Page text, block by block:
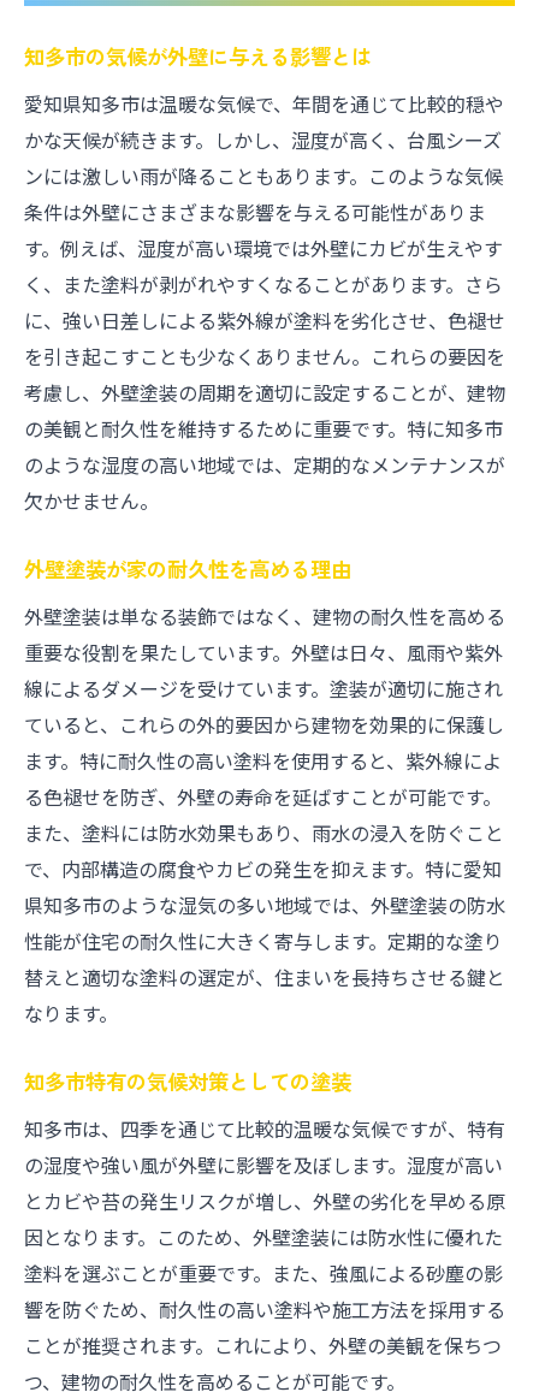
よう
外壁塗装の周期を決める基準
家を守るための塗装の頻度
周期的なメンテナンスの重要性
塗装の周期を延ばすための方法
塗装前に確認すべき劣化の兆候
塗装周期を見直すタイミング
知多市における外壁塗装選びのポイント
知多市に適した塗料の選び方
塗料選びの際に考慮すべき気候条件
耐久性を高めるための塗料選択
外壁材に応じた適切な塗料とは
環境に配慮した塗料の選択
外壁の劣化を防ぐための塗装タイミング
塗装のタイミングを見極める方法
劣化が進行する前の対策
季節に応じた最適な塗装時期
外壁の状態を把握するためのチェック法
計画的な塗装スケジュールの立て方
緊急時の塗装と定期塗装の違い
外壁塗装に適した塗料の選び方知多市編
知多市向けの高耐久塗料の選び方
季節ごとの適切な塗料の特性
外壁材に適した塗料の見つけ方
コストパフォーマンスの高い塗料
塗料の選択基準とその理由
外壁塗装の施工方法が建物の寿命を左右する
施工技術による仕上がりの違い
職人による丁寧な施工の重要性
施工前に行うべき下地処理
外壁の寿命を延ばす施工法
施工後のメンテナンス方法
知多市の気候が外壁に与える影響とは
愛知県知多市は温暖な気候で、年間を通じて比較的穏や
かな天候が続きます。しかし、湿度が高く、台風シーズ
ンには激しい雨が降ることもあります。このような気候
条件は外壁にさまざまな影響を与える可能性がありま
す。例えば、湿度が高い環境では外壁にカビが生えやす
く、また塗料が剥がれやすくなることがあります。さら
に、強い日差しによる紫外線が塗料を劣化させ、色褪せ
を引き起こすことも少なくありません。これらの要因を
考慮し、外壁塗装の周期を適切に設定することが、建物
の美観と耐久性を維持するために重要です。特に知多市
のような湿度の高い地域では、定期的なメンテナンスが
欠かせません。
外壁塗装が家の耐久性を高める理由
外壁塗装は単なる装飾ではなく、建物の耐久性を高める
重要な役割を果たしています。外壁は日々、風雨や紫外
線によるダメージを受けています。塗装が適切に施され
ていると、これらの外的要因から建物を効果的に保護し
ます。特に耐久性の高い塗料を使用すると、紫外線によ
る色褪せを防ぎ、外壁の寿命を延ばすことが可能です。
また、塗料には防水効果もあり、雨水の浸入を防ぐこと
で、内部構造の腐食やカビの発生を抑えます。特に愛知
県知多市のような湿気の多い地域では、外壁塗装の防水
性能が住宅の耐久性に大きく寄与します。定期的な塗り
替えと適切な塗料の選定が、住まいを長持ちさせる鍵と
なります。
知多市特有の気候対策としての塗装
知多市は、四季を通じて比較的温暖な気候ですが、特有
の湿度や強い風が外壁に影響を及ぼします。湿度が高い
とカビや苔の発生リスクが増し、外壁の劣化を早める原
因となります。このため、外壁塗装には防水性に優れた
塗料を選ぶことが重要です。また、強風による砂塵の影
響を防ぐため、耐久性の高い塗料や施工方法を採用する
ことが推奨されます。これにより、外壁の美観を保ちつ
つ、建物の耐久性を高めることが可能です。